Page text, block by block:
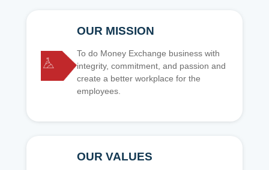
OUR MISSION
To do Money Exchange business with
integrity, commitment, and passion and
create a better workplace for the
employees.
OUR VALUES